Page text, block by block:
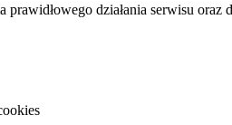
działania serwisu oraz